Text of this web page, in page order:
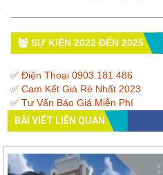
SỰ KIỆN 2022 ĐẾN 2025
✅ Điện Thoại 0903.181.486
✅ Cam Kết Giá Rẻ Nhất 2023
✅ Tư Vấn Báo Giá Miễn Phí
BÀI VIẾT LIÊN QUAN